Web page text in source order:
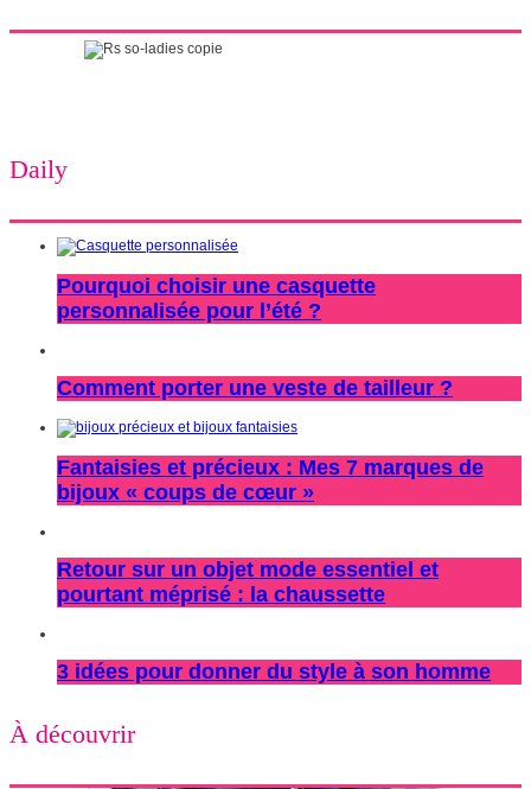
Daily
Pourquoi choisir une casquette
personnalisée pour l’été ?
Comment porter une veste de tailleur ?
Fantaisies et précieux : Mes 7 marques de
bijoux « coups de cœur »
Retour sur un objet mode essentiel et
pourtant méprisé : la chaussette
3 idées pour donner du style à son homme
À découvrir